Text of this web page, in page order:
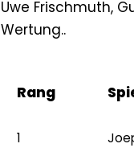
Uwe Frischmuth,
Wertung..
Rang
1